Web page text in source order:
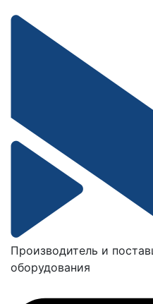
Производитель и
оборудования